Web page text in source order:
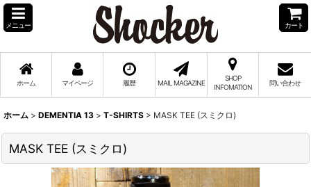
メニュー カート
ホーム マイページ 履歴 MAIL MAGAZINE
SHOP
INFOMATION
問い合わせ
ホーム > DEMENTIA 13 > T-SHIRTS > MASK TEE (スミクロ)
MASK TEE (スミクロ)